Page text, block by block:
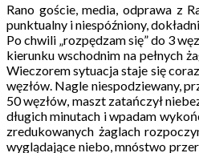
Rano goście, media, odprawa z
punktualny i niespóźniony,
Po chwili „rozpędzam się” do 3
kierunku wschodnim na pełnych
Wieczorem sytuacja staje się
węzłów. Nagle niespodziewany,
50 węzłów, maszt zatańczył
długich minutach i wpadam
zredukowanych żaglach
wyglądające niebo, mnóstwo